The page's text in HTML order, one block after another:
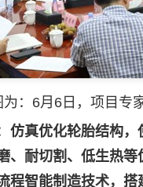
6月6日，项目专家
仿真优化轮胎结构
耐切割、低生热等
程智能制造技术，